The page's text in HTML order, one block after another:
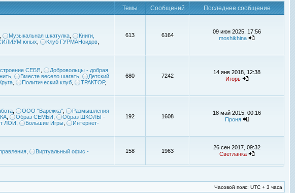
Темы Сообщений
Последнее сообщение
Музыкальная шкатулка
Книги,
юных Клуб ГУРМАНоидов
613 6164
09 июн 2025, 17:56
moshikhina
СЕБЯ
Добровольцы - добрая
Вместе весело шагать
Детский
Политический клуб ТРАКТОР,
680 7242
14 янв 2018, 12:38
Игорь
ООО "Варежка"
Размышления
Образ СЕМЬИ
Образ ШКОЛЫ -
ЛОИ Большие Игры
Интернет-
192 1608
18 май 2015, 00:16
Проня
Виртуальный офис -
158 1963
26 сен 2017, 09:32
Светланка
Часовой пояс: UTC + 3 часа